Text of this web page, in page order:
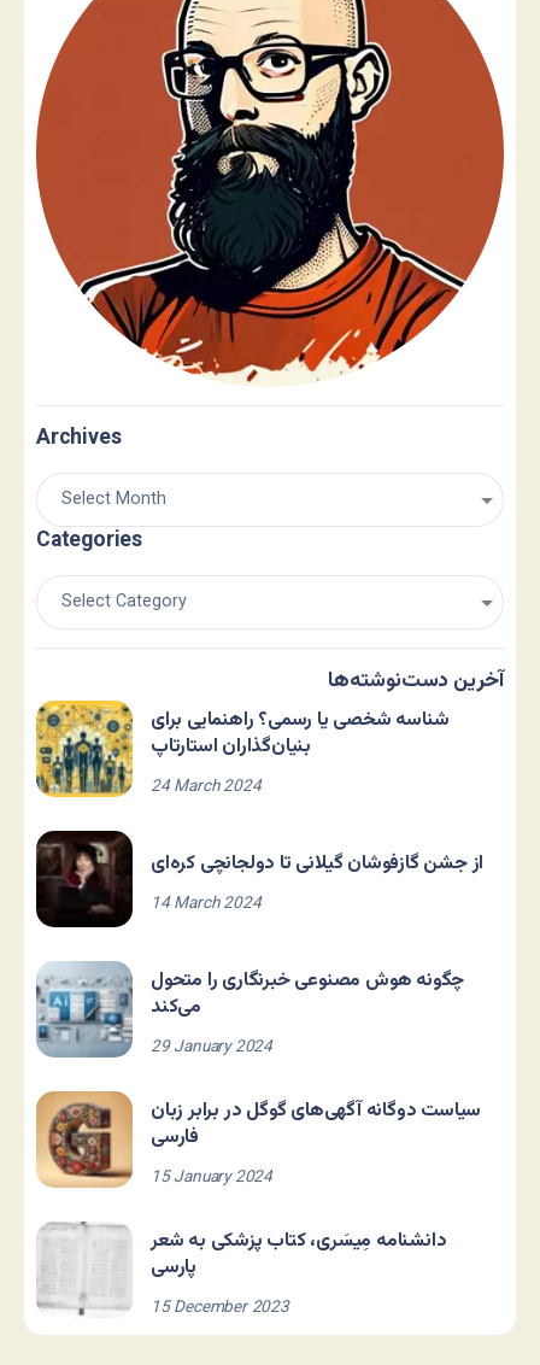
Archives
Categories
آخرین دست‌نوشته‌ها
شناسه شخصی یا رسمی؟ راهنمایی برای
بنیان‌گذاران استارتاپ
24 March 2024
از جشن گازفوشان گیلانی تا دولجانچی کره‌ای
14 March 2024
چگونه هوش مصنوعی خبرنگاری را متحول
می‌کند
29 January 2024
سیاست دوگانه آگهی‌های گوگل در برابر زبان
فارسی
15 January 2024
دانشنامه مِیسَری، کتاب پزشکی به شعر
پارسی
15 December 2023